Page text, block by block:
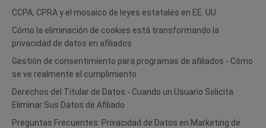
CCPA, CPRA y el mosaico de leyes estatales en EE. UU.
Cómo la eliminación de cookies está transformando la
privacidad de datos en afiliados
Gestión de consentimiento para programas de afiliados - Cómo
se ve realmente el cumplimiento
Derechos del Titular de Datos - Cuando un Usuario Solicita
Eliminar Sus Datos de Afiliado
Preguntas Frecuentes: Privacidad de Datos en Marketing de